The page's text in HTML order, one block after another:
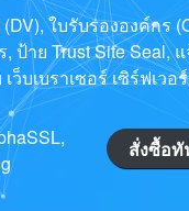
ใบรับรององค์กร
ป้าย Trust Site Seal,
เว็บเบราเซอร์ เซิร์ฟเว
สั่งซื้อ